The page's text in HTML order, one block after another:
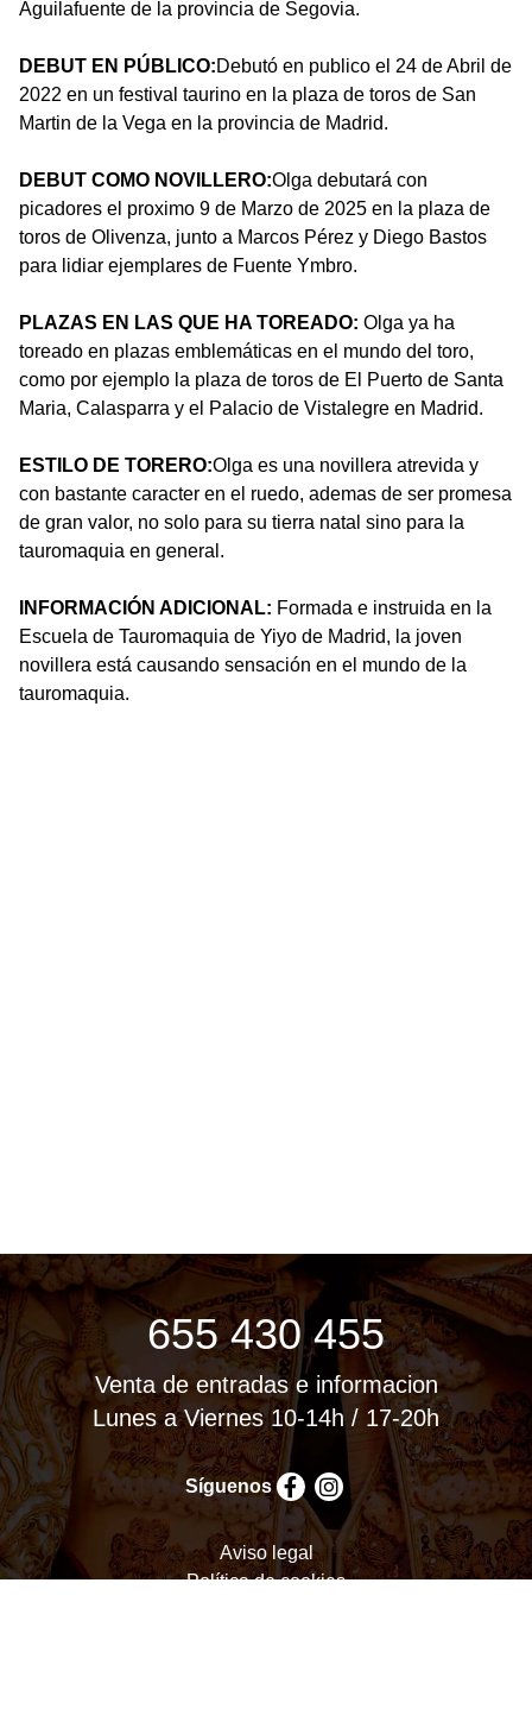
Aguilafuente de la provincia de Segovia.
DEBUT EN PÚBLICO:Debutó en publico el 24 de Abril de
2022 en un festival taurino en la plaza de toros de San
Martin de la Vega en la provincia de Madrid.
DEBUT COMO NOVILLERO:Olga debutará con
picadores el proximo 9 de Marzo de 2025 en la plaza de
toros de Olivenza, junto a Marcos Pérez y Diego Bastos
para lidiar ejemplares de Fuente Ymbro.
PLAZAS EN LAS QUE HA TOREADO: Olga ya ha
toreado en plazas emblemáticas en el mundo del toro,
como por ejemplo la plaza de toros de El Puerto de Santa
Maria, Calasparra y el Palacio de Vistalegre en Madrid.
ESTILO DE TORERO:Olga es una novillera atrevida y
con bastante caracter en el ruedo, ademas de ser promesa
de gran valor, no solo para su tierra natal sino para la
tauromaquia en general.
INFORMACIÓN ADICIONAL: Formada e instruida en la
Escuela de Tauromaquia de Yiyo de Madrid, la joven
novillera está causando sensación en el mundo de la
tauromaquia.
655 430 455
Venta de entradas e informacion
Lunes a Viernes 10-14h / 17-20h
Síguenos
Aviso legal
Política de cookies